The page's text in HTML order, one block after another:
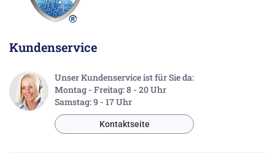
Kundenservice
Unser Kundenservice ist für Sie da:
Montag - Freitag: 8 - 20 Uhr
Samstag: 9 - 17 Uhr
Kontaktseite